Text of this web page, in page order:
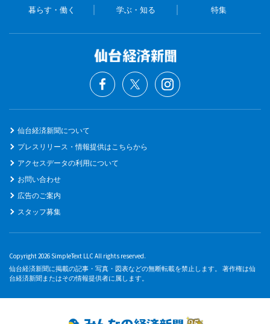
暮らす・働く 学ぶ・知る 特集
仙台経済新聞について
プレスリリース・情報提供はこちらから
アクセスデータの利用について
お問い合わせ
広告のご案内
スタッフ募集
Copyright 2026 SimpleText LLC All rights reserved.
仙台経済新聞に掲載の記事・写真・図表などの無断転載を禁止します。 著作権は仙
台経済新聞またはその情報提供者に属します。